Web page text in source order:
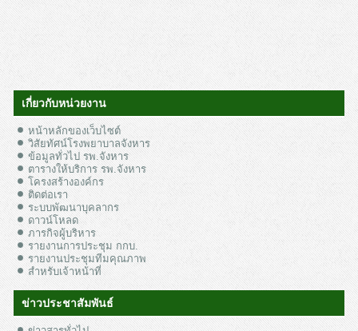
เกี่ยวกับหน่วยงาน
หน้าหลักของเว็บไซต์
วิสัยทัศน์โรงพยาบาลจังหาร
ข้อมูลทั่วไป รพ.จังหาร
ตารางให้บริการ รพ.จังหาร
โครงสร้างองค์กร
ติดต่อเรา
ระบบพัฒนาบุคลากร
ดาวน์โหลด
ภารกิจผู้บริหาร
รายงานการประชุม กกบ.
รายงานประชุมทีมคุณภาพ
สำหรับเจ้าหน้าที่
ข่าวประชาสัมพันธ์